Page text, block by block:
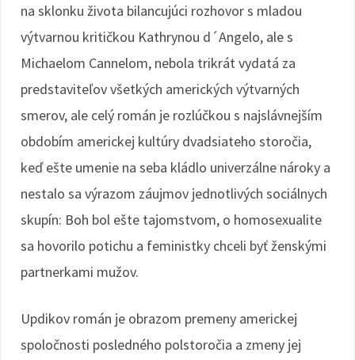
na sklonku života bilancujúci rozhovor s mladou
výtvarnou kritičkou Kathrynou d´Angelo, ale s
Michaelom Cannelom, nebola trikrát vydatá za
predstaviteľov všetkých amerických výtvarných
smerov, ale celý román je rozlúčkou s najslávnejším
obdobím americkej kultúry dvadsiateho storočia,
keď ešte umenie na seba kládlo univerzálne nároky a
nestalo sa výrazom záujmov jednotlivých sociálnych
skupín: Boh bol ešte tajomstvom, o homosexualite
sa hovorilo potichu a feministky chceli byť ženskými
partnerkami mužov.
Updikov román je obrazom premeny americkej
spoločnosti posledného polstoročia a zmeny jej